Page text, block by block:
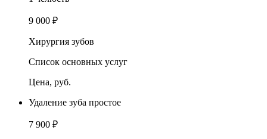
9 000 ₽
Хирургия зубов
Список основных услуг
Цена, руб.
Удаление зуба простое
7 900 ₽